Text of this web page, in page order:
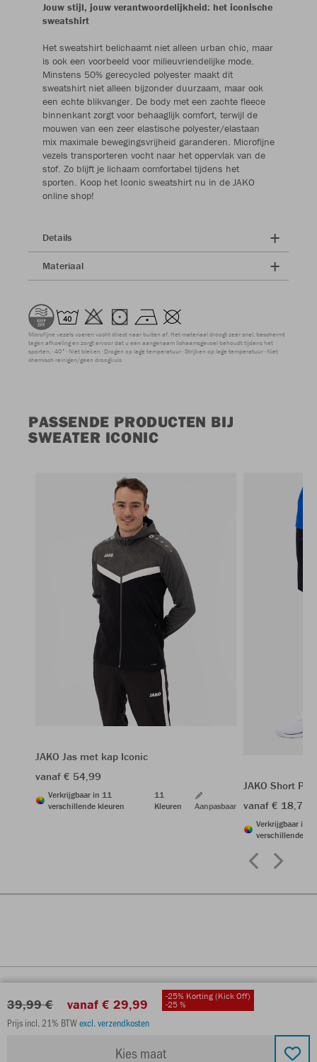
39,99 € vanaf € 29,99
-25% Korting (Kick Off)
-25 %
Prijs incl. 21% BTWexcl. verzendkosten
Kies maat
Jouw stijl, jouw verantwoordelijkheid: het iconische
sweatshirt
Het sweatshirt belichaamt niet alleen urban chic, maar
is ook een voorbeeld voor milieuvriendelijke mode.
Minstens 50% gerecycled polyester maakt dit
sweatshirt niet alleen bijzonder duurzaam, maar ook
een echte blikvanger. De body met een zachte fleece
binnenkant zorgt voor behaaglijk comfort, terwijl de
mouwen van een zeer elastische polyester/elastaan
mix maximale bewegingsvrijheid garanderen. Microfijne
vezels transporteren vocht naar het oppervlak van de
stof. Zo blijft je lichaam comfortabel tijdens het
sporten. Koop het Iconic sweatshirt nu in de JAKO
online shop!
Details
Materiaal
Microfijne vezels voeren vocht direct naar buiten af. Het materiaal droogt zeer snel, beschermt
tegen afkoeling en zorgt ervoor dat u een aangenaam lichaamsgevoel behoudt tijdens het
sporten. 40° Niet bleken Drogen op lage temperatuur Strijken op lage temperatuur Niet
chemisch reinigen/geen droogkuis
PASSENDE PRODUCTEN BIJ
SWEATER ICONIC
JAKO Jas met kap Iconic
vanaf € 54,99
Verkrijgbaar in 11
verschillende kleuren
11
Kleuren
Aanpasbaar
JAKO Short
vanaf € 18,74
Verkrijgbaar in 6
verschillende